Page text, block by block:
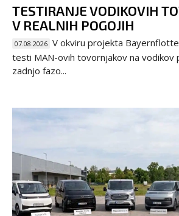
TESTIRANJE VODIKOVIH
V REALNIH POGOJIH
07.08.2026 V okviru projekta
testi MAN-ovih tovornjakov na vodikov
zadnjo fazo...